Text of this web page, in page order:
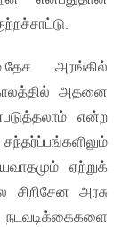
அரங்கில்
அதனை
என்ற
ஏற்றுக்
அரசு
நடவடிக்கைகளை